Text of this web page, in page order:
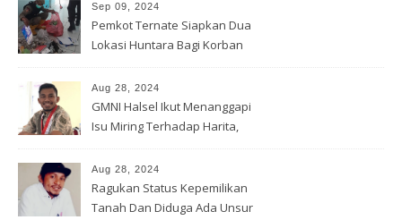
Sep 09, 2024
Pemkot Ternate Siapkan Dua
Lokasi Huntara Bagi Korban
Aug 28, 2024
GMNI Halsel Ikut Menanggapi
Isu Miring Terhadap Harita,
Lahan Warga
Aug 28, 2024
Ragukan Status Kepemilikan
Tanah Dan Diduga Ada Unsur